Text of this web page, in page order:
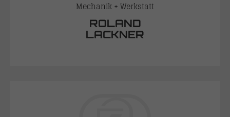
Mechanik + Werkstatt
ROLAND
LACKNER